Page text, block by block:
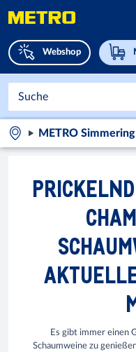
Webshop
METRO Simmering
Es gibt immer einen
Schaumweine zu